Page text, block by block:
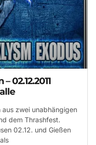
02.12.2011
zwei unabhängigen
dem Thrashfest.
02.12. und Gießen